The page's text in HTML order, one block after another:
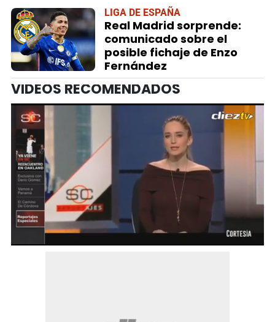
LIGA DE ESPAÑA
Real Madrid sorprende:
comunicado sobre el
posible fichaje de Enzo
Fernández
VIDEOS RECOMENDADOS